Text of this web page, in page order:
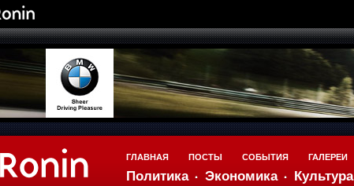
ГЛАВНАЯ
Политика Экономика Культура
ПОСТЫ СОБЫТИЯ ГАЛЕРЕИ